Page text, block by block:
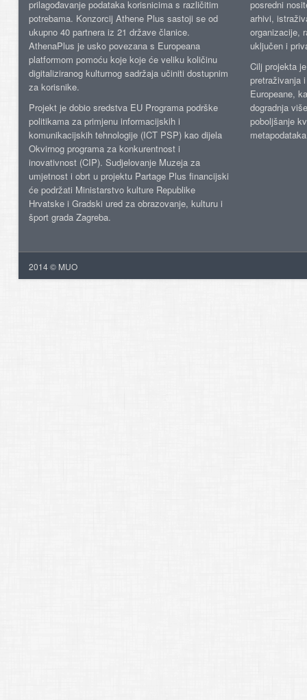
prilagođavanje podataka korisnicima s različitim
potrebama. Konzorcij Athene Plus sastoji se od
ukupno 40 partnera iz 21 države članice.
AthenaPlus je usko povezana s Europeana
platformom pomoću koje koje će veliku količinu
digitaliziranog kulturnog sadržaja učiniti dostupnim
za korisnike.
Projekt je dobio sredstva EU Programa podrške
politikama za primjenu informacijskih i
komunikacijskih tehnologije (ICT PSP) kao dijela
Okvirnog programa za konkurentnost i
inovativnost (CIP). Sudjelovanje Muzeja za
umjetnost i obrt u projektu Partage Plus financijski
će podržati Ministarstvo kulture Republike
Hrvatske i Gradski ured za obrazovanje, kulturu i
šport grada Zagreba.
posredni
arhivi,
organizacije,
uključen i
Cilj projekta
pretraživanja
Europeane,
dogradnja
poboljšanje
2014 © MUO